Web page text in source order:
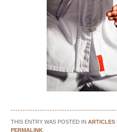
THIS ENTRY WAS POSTED INARTICLES
PERMALINK